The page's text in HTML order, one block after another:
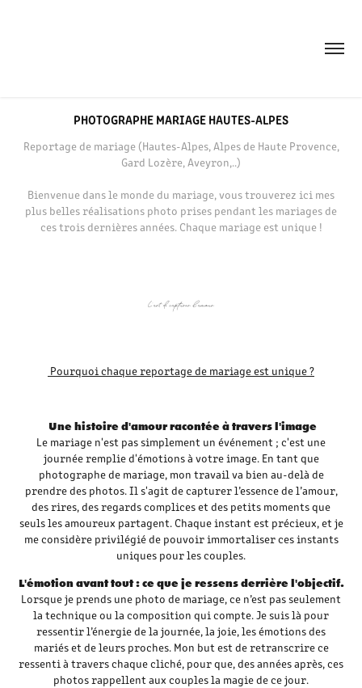
PHOTOGRAPHE MARIAGE HAUTES-ALPES
Reportage de mariage (Hautes-Alpes, Alpes de Haute Provence,
Gard Lozère, Aveyron,..)
Bienvenue dans le monde du mariage, vous trouverez ici mes
plus belles réalisations photo prises pendant les mariages de
ces trois dernières années. Chaque mariage est unique !
L'art de capturer l'amour
Pourquoi chaque reportage de mariage est unique ?
Une histoire d'amour racontée à travers l'image
Le mariage n'est pas simplement un événement ; c'est une
journée remplie d'émotions à votre image. En tant que
photographe de mariage, mon travail va bien au-delà de
prendre des photos. Il s'agit de capturer l’essence de l’amour,
des rires, des regards complices et des petits moments que
seuls les amoureux partagent. Chaque instant est précieux, et je
me considère privilégié de pouvoir immortaliser ces instants
uniques pour les couples.
L'émotion avant tout : ce que je ressens derrière l'objectif.
Lorsque je prends une photo de mariage, ce n’est pas seulement
la technique ou la composition qui compte. Je suis là pour
ressentir l’énergie de la journée, la joie, les émotions des
mariés et de leurs proches. Mon but est de retranscrire ce
ressenti à travers chaque cliché, pour que, des années après, ces
photos rappellent aux couples la magie de ce jour.